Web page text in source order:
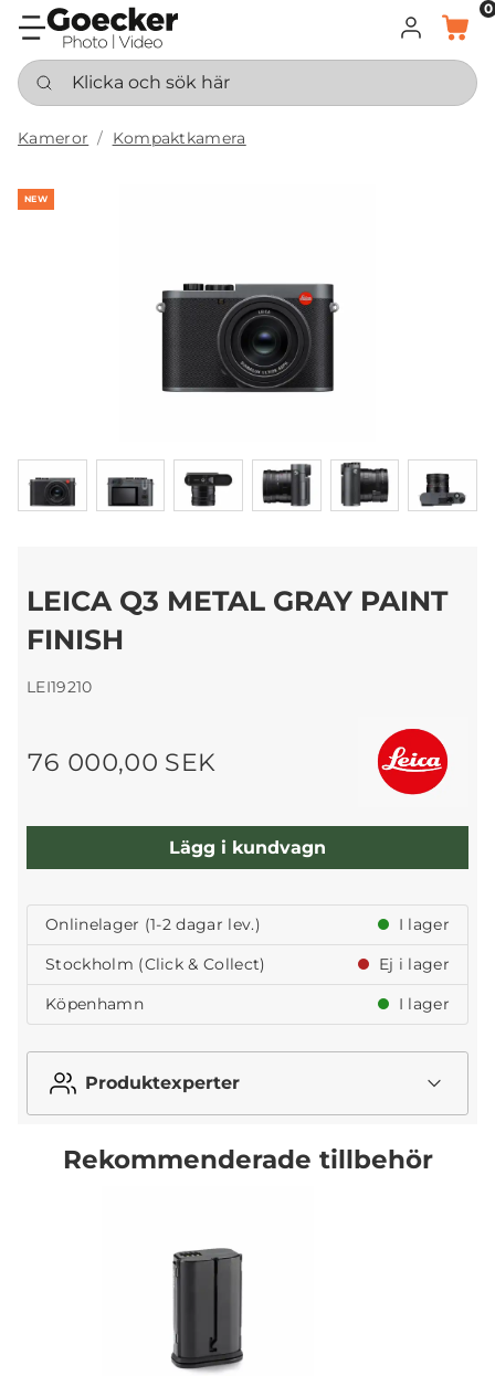
LOGGA IN
KORG
0
Klicka och sök här
Kameror Kompaktkamera
NEW
LEICA Q3 METAL GRAY PAINT
FINISH
LEI19210
76 000,00 SEK
Lägg i kundvagn
Onlinelager (1-2 dagar lev.)
I lager
Stockholm (Click & Collect)
Ej i lager
Köpenhamn
I lager
Produktexperter
Rekommenderade tillbehör